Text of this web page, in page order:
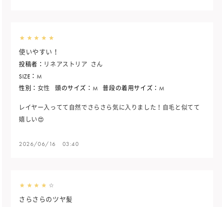
使いやすい！
投稿者： リネアストリア
さん
SIZE：M
性別： 女性 頭のサイズ： M 普段の着用サイズ： M
レイヤー入ってて自然でさらさら気に入りました！自毛と似てて
嬉しい😍
2026/06/16 03:40
さらさらのツヤ髪